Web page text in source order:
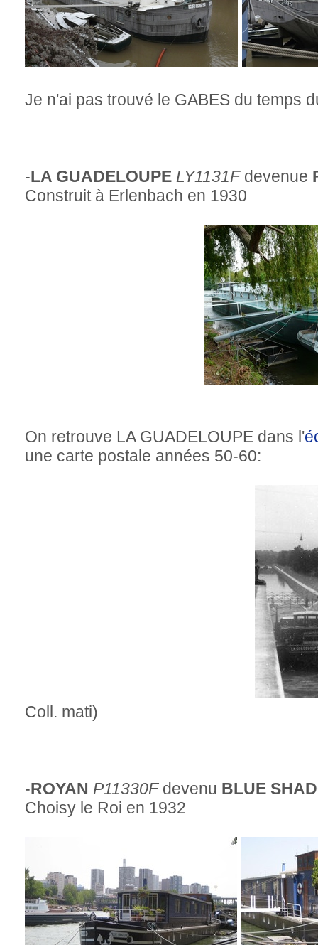
Je n'ai pas trouvé le GABES du temps
-LA GUADELOUPE LY1131Fdevenue
Construit à Erlenbach en 1930
On retrouve LA GUADELOUPE dans l'
une carte postale années 50-60:
Coll. mati)
-ROYAN P11330F devenu BLUE
Choisy le Roi en 1932